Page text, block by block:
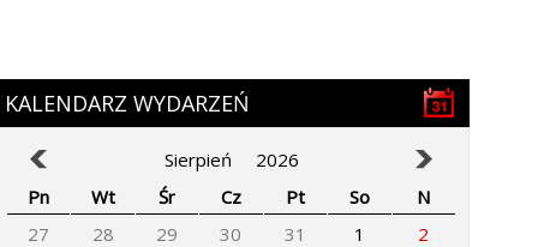
KALENDARZ WYDARZEŃ
Sierpień
2026
Pn
Wt Śr Cz Pt So
N
27
28 29 30 31 1
2